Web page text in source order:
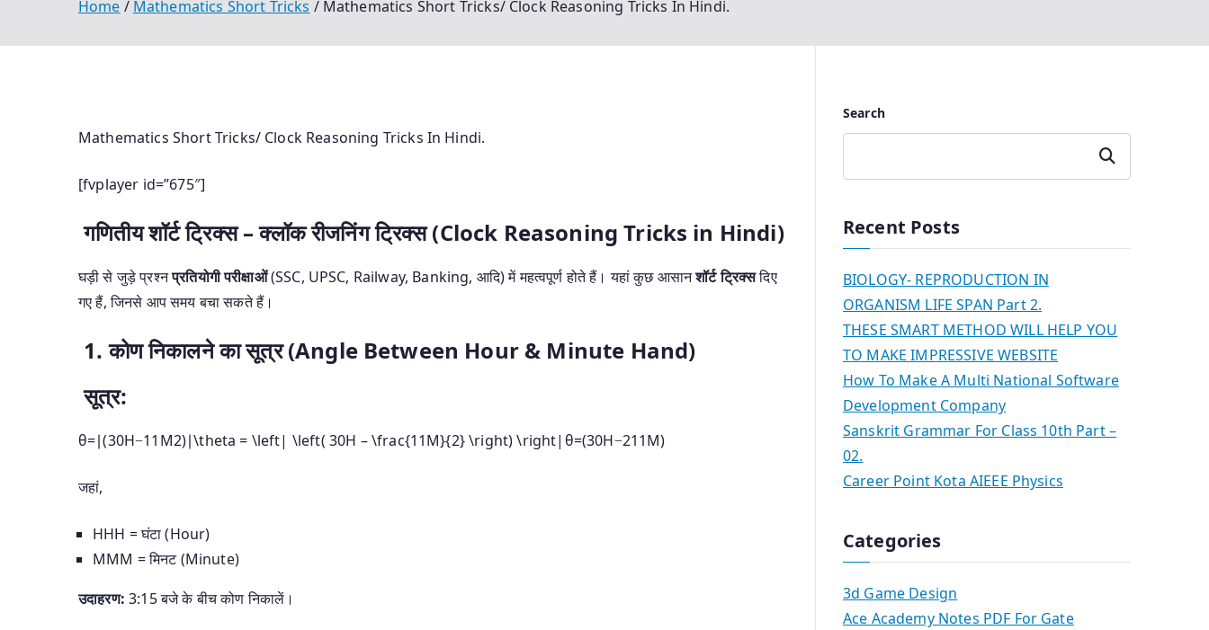
Home Mathematics Short Tricks Mathematics Short Tricks/ Clock Reasoning Tricks In Hindi.
Mathematics Short Tricks/ Clock Reasoning Tricks In Hindi.
[fvplayer id=”675″]
गणितीय शॉर्ट ट्रिक्स – क्लॉक रीजनिंग ट्रिक्स (Clock Reasoning Tricks in Hindi)
घड़ी से जुड़े प्रश्नप्रतियोगी परीक्षाओं(SSC, UPSC, Railway, Banking, आदि) में महत्वपूर्ण होते हैं। यहां कुछ आसानशॉर्ट ट्रिक्सदिए
गए हैं, जिनसे आप समय बचा सकते हैं।
1. कोण निकालने का सूत्र (Angle Between Hour & Minute Hand)
सूत्र:
θ=∣(30H−11M2)∣\theta = \left| \left( 30H – \frac{11M}{2} \right) \right| θ=(30H−211M)
जहां,
HHH = घंटा (Hour)
MMM = मिनट (Minute)
उदाहरण: 3:15 बजे के बीच कोण निकालें।
Search
Search
Recent Posts
BIOLOGY- REPRODUCTION IN
ORGANISM LIFE SPAN Part 2.
THESE SMART METHOD WILL HELP YOU
TO MAKE IMPRESSIVE WEBSITE
How To Make A Multi National Software
Development Company
Sanskrit Grammar For Class 10th Part –
02.
Career Point Kota AIEEE Physics
Categories
3d Game Design
Ace Academy Notes PDF For Gate